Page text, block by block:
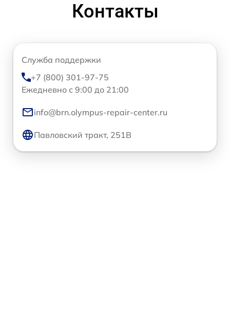
Контакты
Служба поддержки
+7 (800) 301-97-75
Ежедневно с 9:00 до 21:00
info@brn.olympus-repair-center.ru
Павловский тракт, 251В